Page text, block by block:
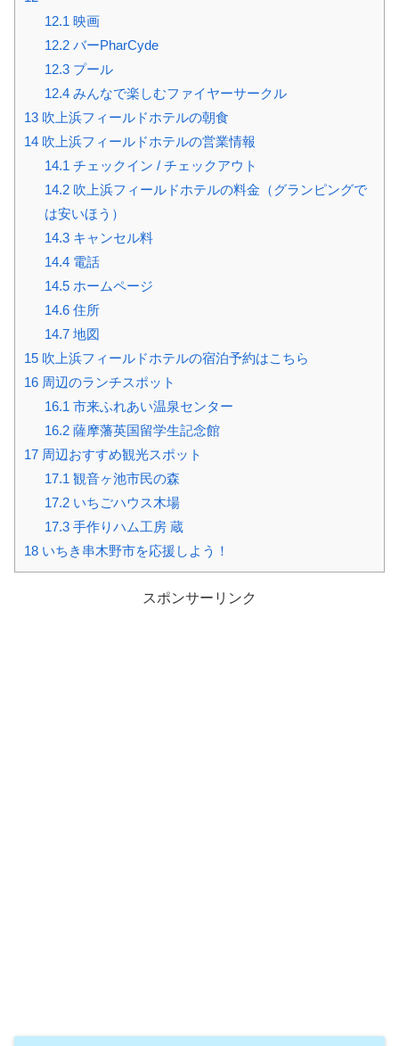
12.1 映画
12.2バーPharCyde
12.3プール
12.4みんなで楽しむファイヤーサークル
13 吹上浜フィールドホテルの朝食
14 吹上浜フィールドホテルの営業情報
14.1 チェックイン / チェックアウト
14.2吹上浜フィールドホテルの料金（グランピングで
は安いほう）
14.3キャンセル料
14.4電話
14.5ホームページ
14.6住所
14.7地図
15 吹上浜フィールドホテルの宿泊予約はこちら
16 周辺のランチスポット
16.1 市来ふれあい温泉センター
16.2薩摩藩英国留学生記念館
17 周辺おすすめ観光スポット
17.1 観音ヶ池市民の森
17.2いちごハウス木場
17.3手作りハム工房 蔵
18 いちき串木野市を応援しよう！
スポンサーリンク